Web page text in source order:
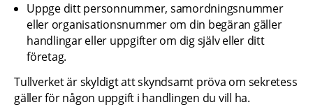
Uppge ditt personnummer, samordningsnummer
eller organisationsnummer om din begäran gäller
handlingar eller uppgifter om dig själv eller ditt
företag.
Tullverket är skyldigt att skyndsamt pröva om sekretess
gäller för någon uppgift i handlingen du vill ha.